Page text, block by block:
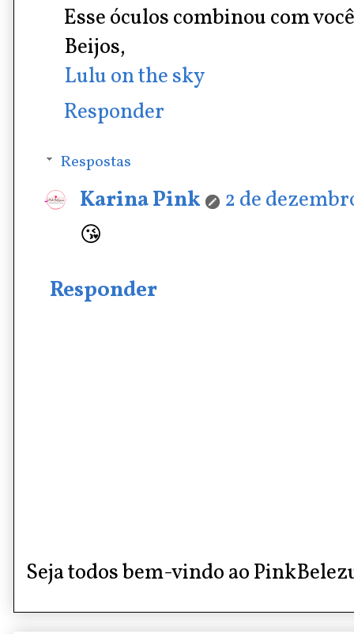
Esse óculos combinou com
Beijos,
Lulu on the sky
Responder
Respostas
Karina Pink
2 de
😘
Responder
Seja todos bem-vindo ao